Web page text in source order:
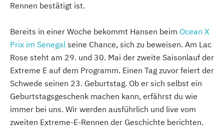
Rennen bestätigt ist.
Bereits in einer Woche bekommt Hansen beim Ocean X
Prix im Senegal seine Chance, sich zu beweisen. Am Lac
Rose steht am 29. und 30. Mai der zweite Saisonlauf der
Extreme E auf dem Programm. Einen Tag zuvor feiert der
Schwede seinen 23. Geburtstag. Ob er sich selbst ein
Geburtstagsgeschenk machen kann, erfährst du wie
immer bei uns. Wir werden ausführlich und live vom
zweiten Extreme-E-Rennen der Geschichte berichten.